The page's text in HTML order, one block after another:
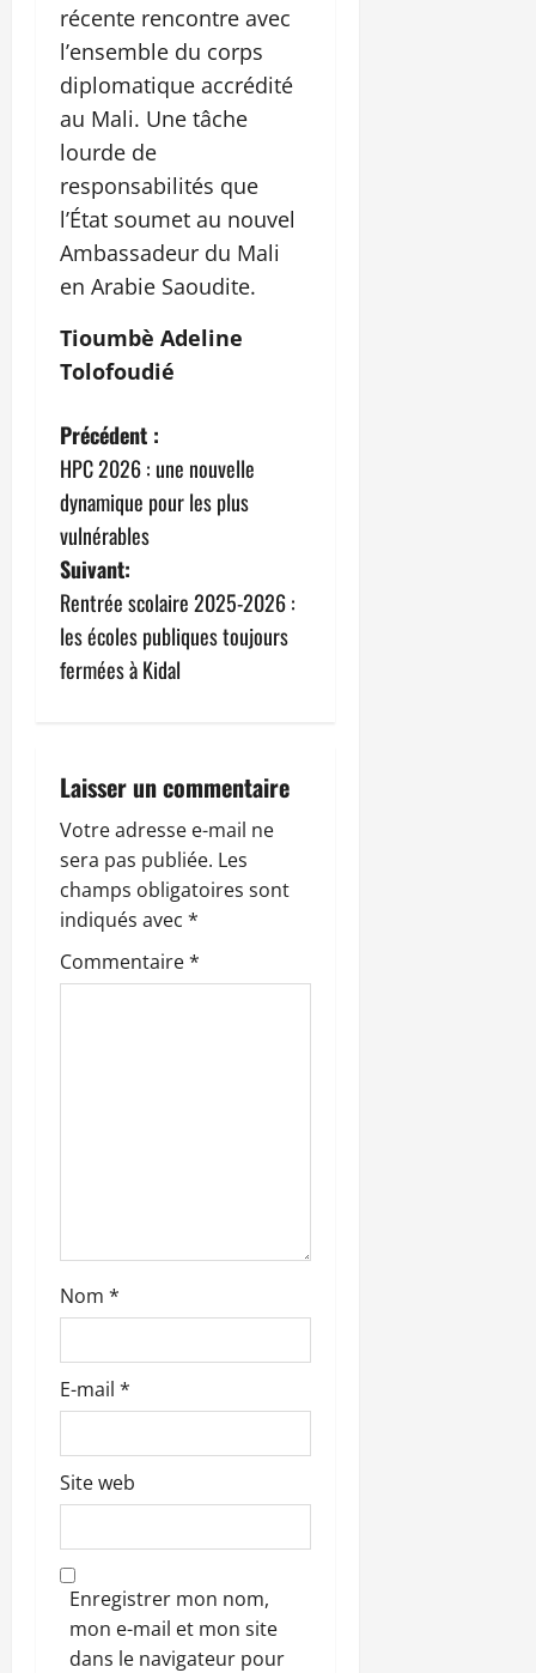
récente rencontre avec
l’ensemble du corps
diplomatique accrédité
au Mali. Une tâche
lourde de
responsabilités que
l’État soumet au nouvel
Ambassadeur du Mali
en Arabie Saoudite.
Tioumbè Adeline
Tolofoudié
N
a
v
i
g
a
i
o
n
d
’
c
l
Précédent :
HPC 2026 : une nouvelle
dynamique pour les plus
vulnérables
Suivant:
Rentrée scolaire 2025-2026 :
les écoles publiques toujours
fermées à Kidal
Laisser un commentaire
Votre adresse e-mail ne
sera pas publiée. Les
champs obligatoires sont
indiqués avec *
Commentaire*
Nom *
E-mail *
Site web
Enregistrer mon nom,
mon e-mail et mon site
dans le navigateur pour